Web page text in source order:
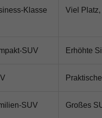
Klasse Viel
SUV Erhöhte
SUV Großes